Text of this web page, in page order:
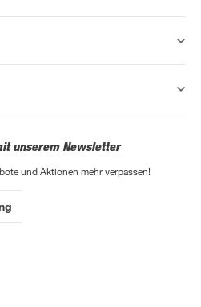
unserem Newsletter
und Aktionen mehr verpassen!